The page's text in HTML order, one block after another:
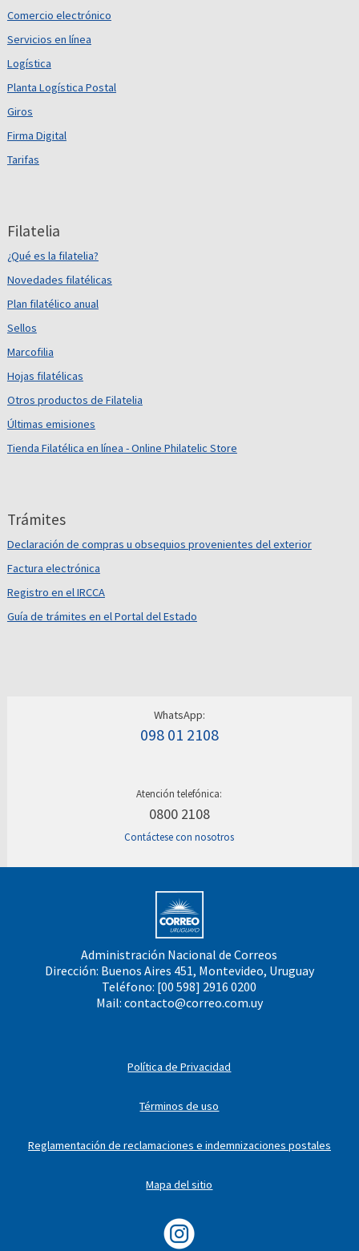
Comercio electrónico
Servicios en línea
Logística
Planta Logística Postal
Giros
Firma Digital
Tarifas
Filatelia
¿Qué es la filatelia?
Novedades filatélicas
Plan filatélico anual
Sellos
Marcofilia
Hojas filatélicas
Otros productos de Filatelia
Últimas emisiones
Tienda Filatélica en línea - Online Philatelic Store
Trámites
Declaración de compras u obsequios provenientes del exterior
Factura electrónica
Registro en el IRCCA
Guía de trámites en el Portal del Estado
WhatsApp:
098 01 2108
Atención telefónica:
0800 2108
Contáctese con nosotros
Administración Nacional de Correos
Dirección: Buenos Aires 451, Montevideo, Uruguay
Teléfono: [00 598] 2916 0200
Mail: contacto@correo.com.uy
Política de Privacidad
Términos de uso
Reglamentación de reclamaciones e indemnizaciones postales
Mapa del sitio